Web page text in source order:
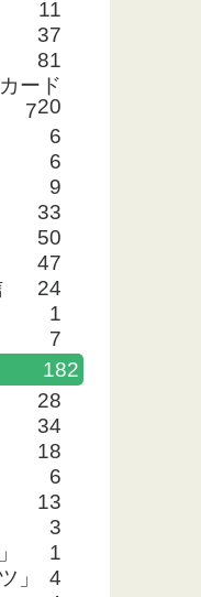
11
37
81
ード
20
7
6
6
9
33
50
47
24
1
7
182
28
34
18
6
13
3
1
」
4